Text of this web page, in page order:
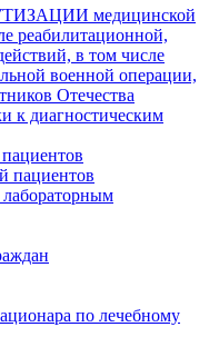
медицинской
реабилитационной,
в том числе
военной операции,
Отечества
к диагностическим
пациентов
по лечебному